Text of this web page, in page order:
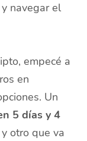
navegar el
empecé a
en
Un
5 días y 4
otro que va